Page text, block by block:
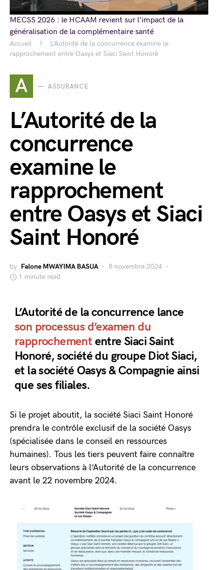
Accueil
L’Autorité de la concurrence examine le
rapprochement entre Oasys et Siaci Saint Honoré
A ASSURANCE
L’Autorité de la
concurrence
examine le
rapprochement
entre Oasys et Siaci
Saint Honoré
by Falone MWAYIMA BASUA
8 novembre 2024
1 minute read
L’Autorité de la concurrence lance
son processus d’examen du
rapprochement entre Siaci Saint
Honoré, société du groupe Diot Siaci,
et la société Oasys & Compagnie ainsi
que ses filiales.
Si le projet aboutit, la société Siaci Saint Honoré
prendra le contrôle exclusif de la société Oasys
(spécialisée dans le conseil en ressources
humaines). Tous les tiers peuvent faire connaître
leurs observations à l’Autorité de la concurrence
avant le 22 novembre 2024.
MECSS 2026 : le HCAAM revient sur l'impact de la
généralisation de la complémentaire santé